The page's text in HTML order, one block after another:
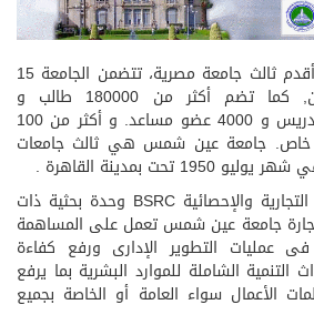
تعتبر جامعة عين شمس أقدم ثالث جامعة مصرية، تتضمن الجامعة 15
كلية و معهدين عاليين, كما تضم أكثر من 180000 طالب و
طالبة،5000 عضو هيئة تدريس و 4000 عضو مساعد. و أكثر من 100
خاص. جامعة عين شمس هي ثالث جامعات
بمدينة القاهرة .
ومركز البحوث والدراسات التجارية والإحصائية BSRC وحدة بحثية ذات
جامعة عين شمس تعمل على المساهمة
عمليات التطوير الإدارى ورفع كفاءة
التنمية الشاملة للموارد البشرية بما يرفع
الأعمال سواء العامة أو الخاصة بجميع